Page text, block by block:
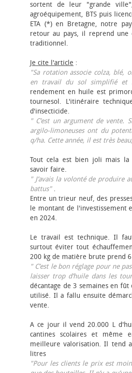
sortent de leur "grande
agroéquipement, BTS puis
ETA (*) en Bretagne, notre
retour au pays, il reprend
traditionnel.
Je cite l'article :
"Sa rotation associe colza, blé,
en travail du sol simplifié et
rendement en huile est
tournesol. L'itinéraire
d'insecticide.
" C’est un argument de vente.
argilo-limoneuses ont du
q/ha. Cette année, il est très
Tout cela est bien joli mais la
savoir faire.
" J’avais la volonté de produire
battus".
Entre un trieur neuf, des
le montant de l'investissement
en 2024.
Le travail est technique. Il
surtout éviter tout
200 kg de matière brute prend
" C’est le bon réglage pour ne
laisser trop d’huile dans les
décantage de 3 semaines en
utilisé. Il a fallu ensuite
vente.
A ce jour il vend 20.000 L
cantines scolaires et même
meilleure valorisation. Il tend
litres
"Pour les clients le prix est